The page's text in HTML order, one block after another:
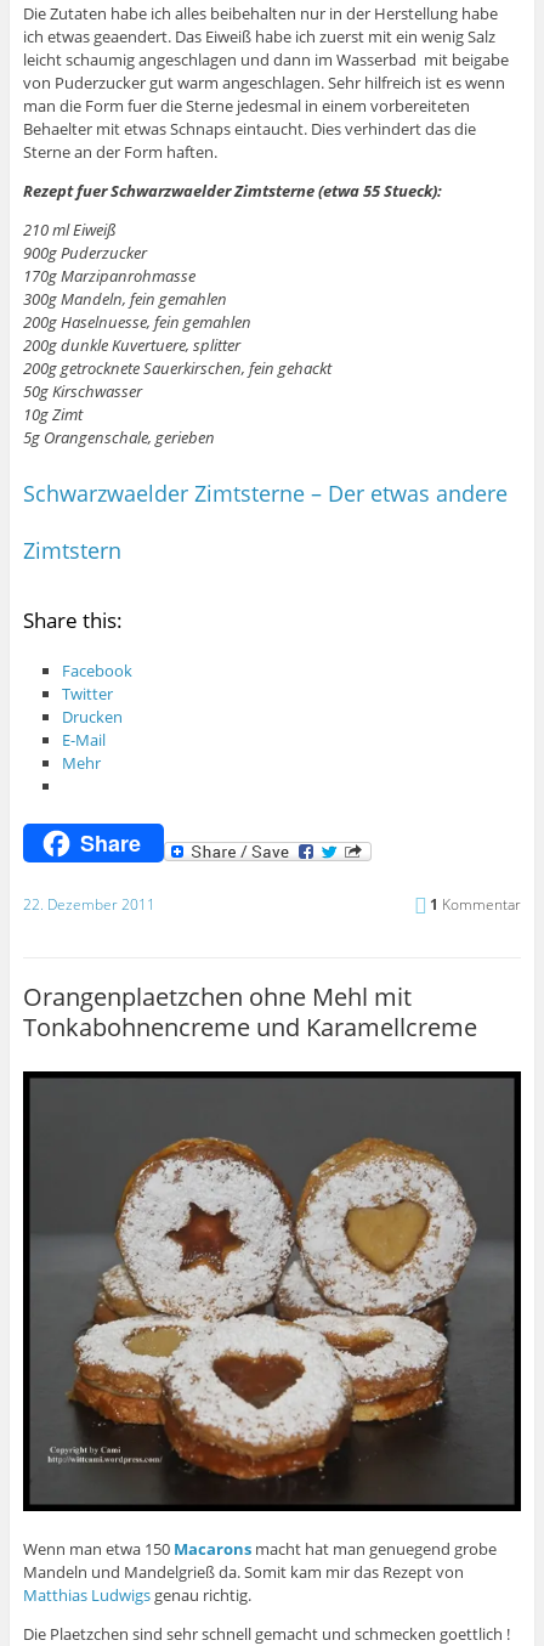
Die Zutaten habe ich alles beibehalten nur in der Herstellung habe
ich etwas geaendert. Das Eiweiß habe ich zuerst mit ein wenig Salz
leicht schaumig angeschlagen und dann im Wasserbad mit beigabe
von Puderzucker gut warm angeschlagen. Sehr hilfreich ist es wenn
man die Form fuer die Sterne jedesmal in einem vorbereiteten
Behaelter mit etwas Schnaps eintaucht. Dies verhindert das die
Sterne an der Form haften.
Rezept fuer Schwarzwaelder Zimtsterne (etwa 55 Stueck):
210 ml Eiweiß
900g Puderzucker
170g Marzipanrohmasse
300g Mandeln, fein gemahlen
200g Haselnuesse, fein gemahlen
200g dunkle Kuvertuere, splitter
200g getrocknete Sauerkirschen, fein gehackt
50g Kirschwasser
10g Zimt
5g Orangenschale, gerieben
Schwarzwaelder Zimtsterne – Der etwas andere
Zimtstern
Share this:
Facebook
Twitter
Drucken
E-Mail
Mehr
Share
22. Dezember 2011 1 Kommentar
Orangenplaetzchen ohne Mehl mit
Tonkabohnencreme und Karamellcreme
Wenn man etwa 150 Macarons macht hat man genuegend grobe
Mandeln und Mandelgrieß da. Somit kam mir das Rezept von
Matthias Ludwigs genau richtig.
Die Plaetzchen sind sehr schnell gemacht und schmecken goettlich !